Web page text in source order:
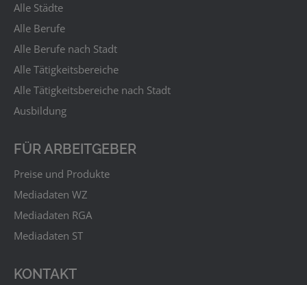
Alle Städte
Alle Berufe
Alle Berufe nach Stadt
Alle Tätigkeitsbereiche
Alle Tätigkeitsbereiche nach Stadt
Ausbildung
FÜR ARBEITGEBER
Preise und Produkte
Mediadaten WZ
Mediadaten RGA
Mediadaten ST
KONTAKT